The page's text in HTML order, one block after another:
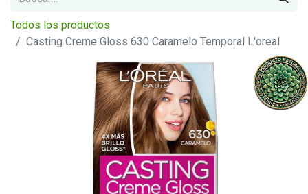
Todos los productos
Casting Creme Gloss 630 Caramelo Temporal L'oreal